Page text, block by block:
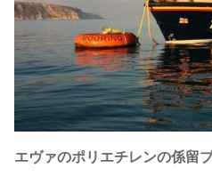
エヴァのポリエチレンの係留